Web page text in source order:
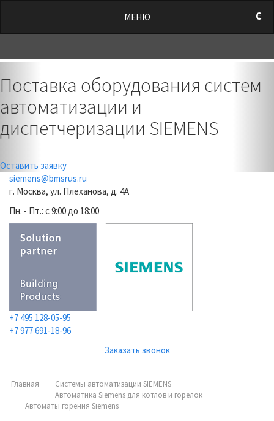
€
МЕНЮ
Поставка оборудования систем
автоматизации и
диспетчеризации SIEMENS
Оставить заявку
siemens@bmsrus.ru
г. Москва, ул. Плеханова, д. 4А
Пн. - Пт.: c 9:00 до 18:00
+7 495 128-05-95
+7 977 691-18-96
Заказать звонок
Главная
Системы автоматизации SIEMENS
Автоматика Siemens для котлов и горелок
Автоматы горения Siemens